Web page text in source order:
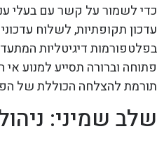
כדי לשמור על קשר עם בעלי
עדכון תקופתיות, לשלוח
בפלטפורמות דיגיטליות
פתוחה וברורה תסייע למנוע אי
תורמת להצלחה הכוללת של
שלב שמיני: